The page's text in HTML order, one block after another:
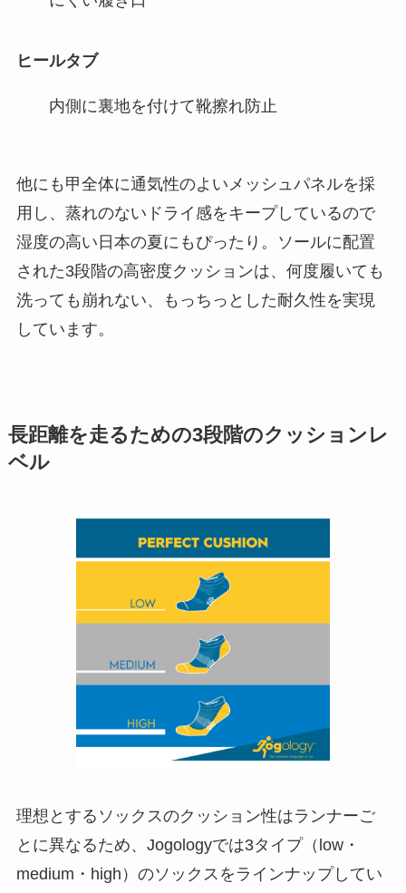
ヒールタブ
内側に裏地を付けて靴擦れ防止
他にも甲全体に通気性のよいメッシュパネルを採
用し、蒸れのないドライ感をキープしているので
湿度の高い日本の夏にもぴったり。ソールに配置
された3段階の高密度クッションは、何度履いても
洗っても崩れない、もっちっとした耐久性を実現
しています。
長距離を走るための3段階のクッションレ
ベル
理想とするソックスのクッション性はランナーご
とに異なるため、Jogologyでは3タイプ（low・
medium・high）のソックスをラインナップしてい